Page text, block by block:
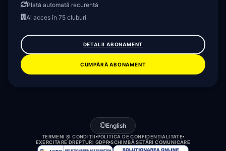
Plată automată recurentă
Ai acces în 75 cluburi
DETALII ABONAMENT
CUMPĂRĂ ABONAMENT
English
TERMENI ȘI CONDIȚII POLITICA DE CONFIDENȚIALITATE
EXERCITARE DREPTURI GDPR SCHIMBĂ SETĂRI COMUNICARE